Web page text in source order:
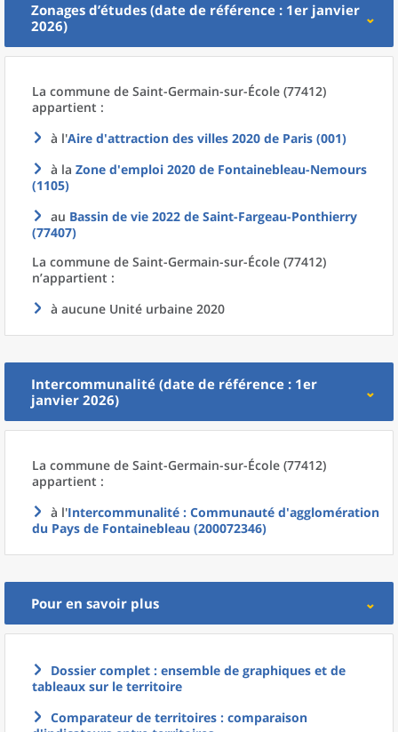
Zonages d’études (date de référence : 1er janvier
2026)
La commune de Saint-Germain-sur-École (77412)
appartient :
à l'Aire d'attraction des villes 2020 de Paris (001)
à la Zone d'emploi 2020 de Fontainebleau-Nemours
(1105)
au Bassin de vie 2022 de Saint-Fargeau-Ponthierry
(77407)
La commune de Saint-Germain-sur-École (77412)
n’appartient :
à aucune Unité urbaine 2020
Intercommunalité (date de référence : 1er
janvier 2026)
La commune de Saint-Germain-sur-École (77412)
appartient :
à l'Intercommunalité : Communauté d'agglomération
du Pays de Fontainebleau (200072346)
Pour en savoir plus
Dossier complet : ensemble de graphiques et de
tableaux sur le territoire
Comparateur de territoires : comparaison